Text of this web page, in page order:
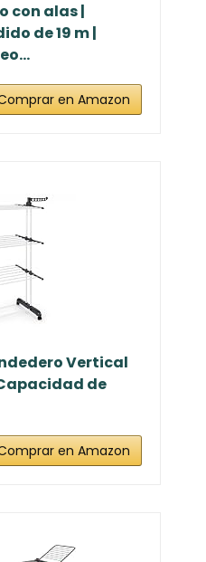
con alas |
de 19 m |
en Amazon
Vertical
de
en Amazon